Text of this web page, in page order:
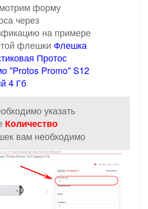
форму
через
на примере
флешки Флешка
Протос
"Protos Promo" S12
4 Гб
указать
Количество
вам необходимо